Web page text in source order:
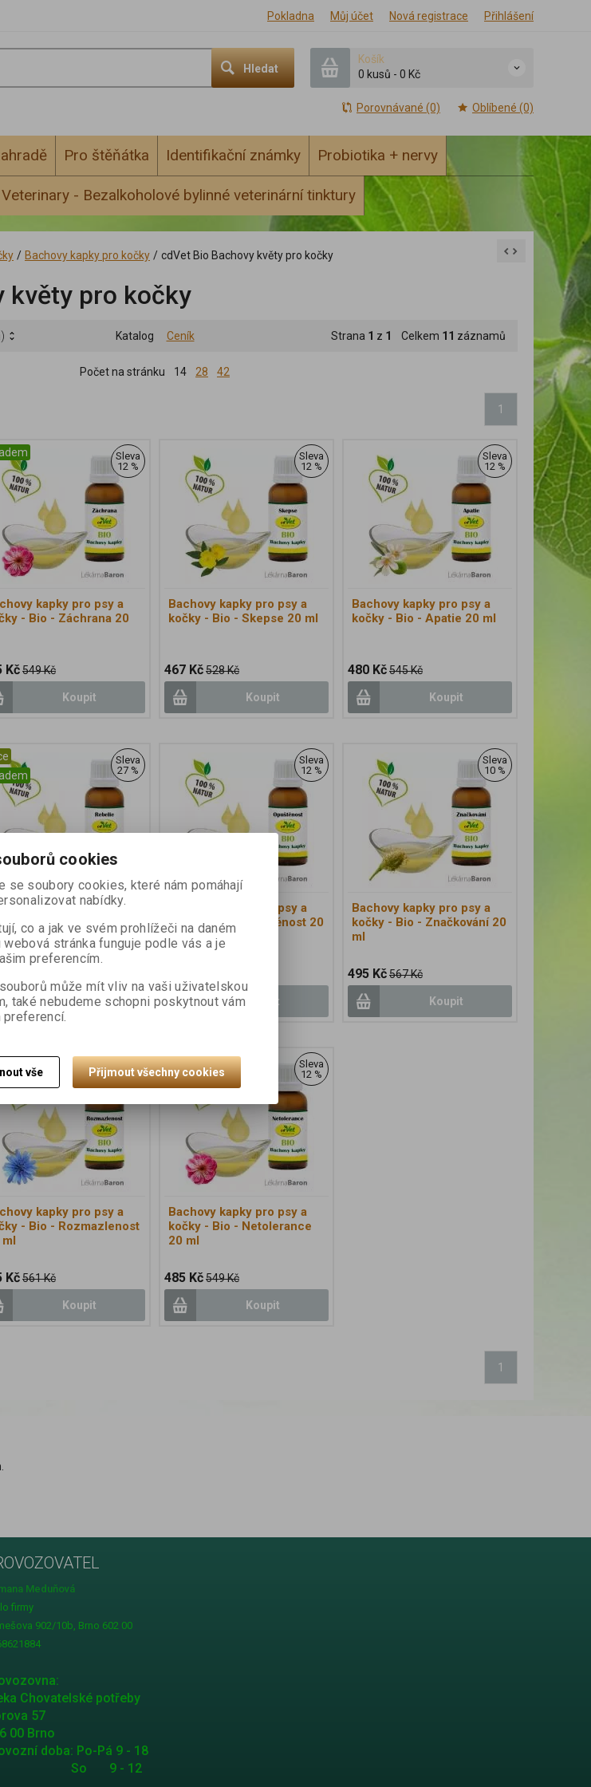
Pokladna Můj účet Nová registrace Přihlášení
Hledat
Košík
0 kusů - 0 Kč
Porovnávané (0) Oblíbené (0)
Pro štěňátka Identifikační známky Probiotika + nervy
Veterinary - Bezalkoholové bylinné veterinární tinktury
/ Bachovy kapky pro kočky / cdVet Bio Bachovy květy pro kočky
květy pro kočky
Katalog Ceník Strana 1 z 1 Celkem 11 záznamů
Počet na stránku 14 28 42
1
Sleva
12 %
kapky pro psy a
- Bio - Záchrana 20
Kč549 Kč
Koupit
Sleva
12 %
Bachovy kapky pro psy a
kočky - Bio - Skepse 20 ml
467 Kč528 Kč
Koupit
Sleva
12 %
Bachovy kapky pro psy a
kočky - Bio - Apatie 20 ml
480 Kč545 Kč
Koupit
Sleva
27 %
kapky pro psy a
- Bio - Rebelie 20 ml
Koupit
Sleva
12 %
Bachovy kapky pro psy a
kočky - Bio - Opuštěnost 20
ml
Koupit
Sleva
10 %
Bachovy kapky pro psy a
kočky - Bio - Značkování 20
ml
495 Kč567 Kč
Koupit
Sleva
9 %
kapky pro psy a
- Bio - Rozmazlenost
ml
Kč561 Kč
Koupit
Sleva
12 %
Bachovy kapky pro psy a
kočky - Bio - Netolerance
20 ml
485 Kč549 Kč
Koupit
1
Meduňová
firmy
902/10b, Brno 602 00
Chovatelské potřeby
57
00 Brno
doba: Po-Pá 9 - 18
9 - 12
cookies
se soubory cookies, které nám pomáhají
nabídky.
co a jak ve svém prohlížeči na daném
stránka funguje podle vás a je
preferencím.
může mít vliv na vaši uživatelskou
také nebudeme schopni poskytnout vám
preferencí.
vše Přijmout všechny cookies